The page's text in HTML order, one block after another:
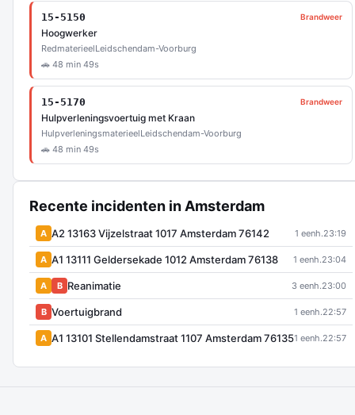
15-5150 Brandweer
Hoogwerker
RedmaterieelLeidschendam-Voorburg
🚗 48 min 49s
15-5170 Brandweer
Hulpverleningsvoertuig met Kraan
HulpverleningsmaterieelLeidschendam-Voorburg
🚗 48 min 49s
Recente incidenten in Amsterdam
A A2 13163 Vijzelstraat 1017 Amsterdam 76142 1 eenh.23:19
A A1 13111 Geldersekade 1012 Amsterdam 76138 1 eenh.23:04
A B Reanimatie 3 eenh.23:00
B Voertuigbrand 1 eenh.22:57
A A1 13101 Stellendamstraat 1107 Amsterdam 761351 eenh.22:57